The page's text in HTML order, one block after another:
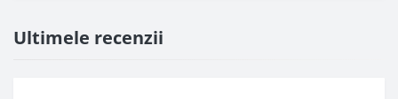
Ultimele recenzii